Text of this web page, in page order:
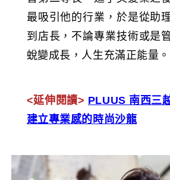
最吸引他的行業，於是從助
到店長，不論專業技術或是
蛻變成長，人生充滿正能量。
<延伸閱讀> PLUUS 南西三
建立專業感的時尚沙龍